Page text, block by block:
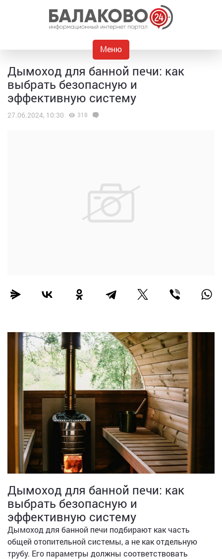
Меню
Дымоход для банной печи: как
выбрать безопасную и
эффективную систему
27.06.2024, 10:30 318
Дымоход для банной печи: как
выбрать безопасную и
эффективную систему
Дымоход для банной печи подбирают как часть
общей отопительной системы, а не как отдельную
трубу. Его параметры должны соответствовать